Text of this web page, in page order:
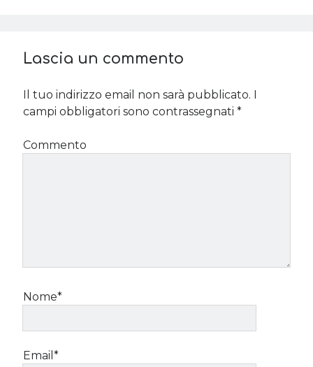
Lascia un commento
Il tuo indirizzo email non sarà pubblicato. I
campi obbligatori sono contrassegnati*
Commento
Nome*
Email*